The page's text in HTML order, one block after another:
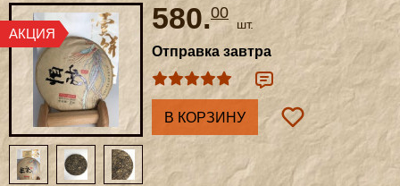
580.00
шт.
Отправка завтра
В КОРЗИНУ